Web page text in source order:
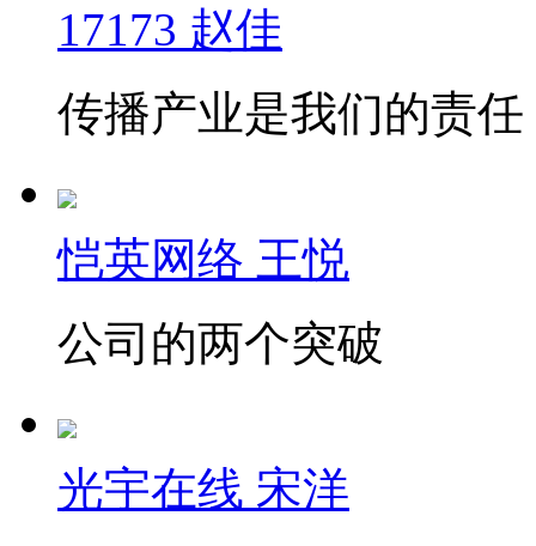
17173 赵佳
传播产业是我们的责任
恺英网络 王悦
公司的两个突破
光宇在线 宋洋